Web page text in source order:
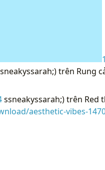
trên Rung
ssneakyssarah;) trên Red
aesthetic-vibes-